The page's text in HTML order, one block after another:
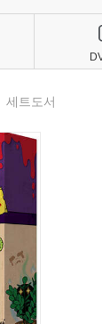
세트도서